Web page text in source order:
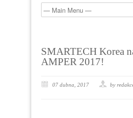
SMARTECH Korea
AMPER 2017!
07 dubna, 2017
by